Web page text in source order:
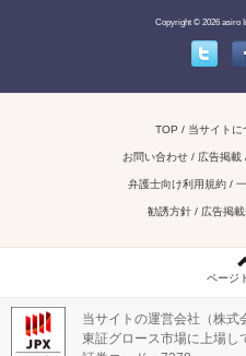
Copyright © 2026 asiro
TOP 当サイトに
お問い合わせ / 広告掲載
弁護士向け利用規約
勧誘方針 広告掲
ページ
当サイトの運営会社（株式
東証グロース市場に上場し